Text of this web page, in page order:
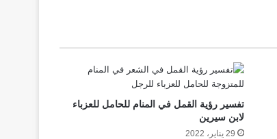
تفسير رؤية القمل في المنام للحامل للعزباء
لابن سيرين
29 يناير، 2022